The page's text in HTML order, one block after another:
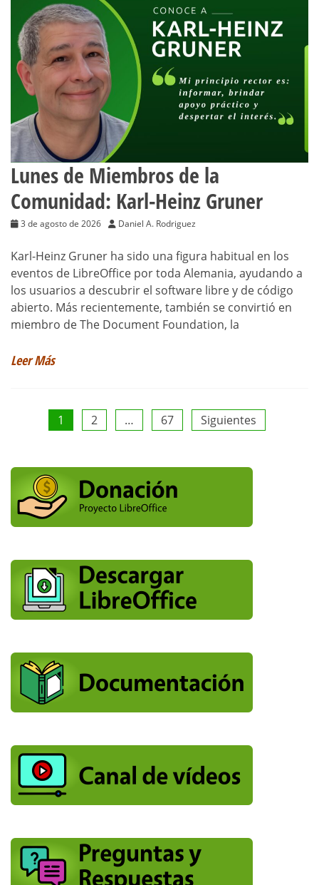
Lunes de Miembros de la
Comunidad: Karl-Heinz Gruner
3 de agosto de 2026 Daniel A. Rodriguez
Karl-Heinz Gruner ha sido una figura habitual en los
eventos de LibreOffice por toda Alemania, ayudando a
los usuarios a descubrir el software libre y de código
abierto. Más recientemente, también se convirtió en
miembro de The Document Foundation, la
Leer Más
Paginación
de
entradas
1 2 … 67 Siguientes